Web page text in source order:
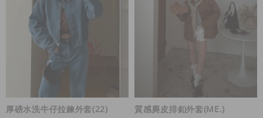
厚磅水洗牛仔拉鍊外套(22)
質感麂皮排釦外套(ME.)